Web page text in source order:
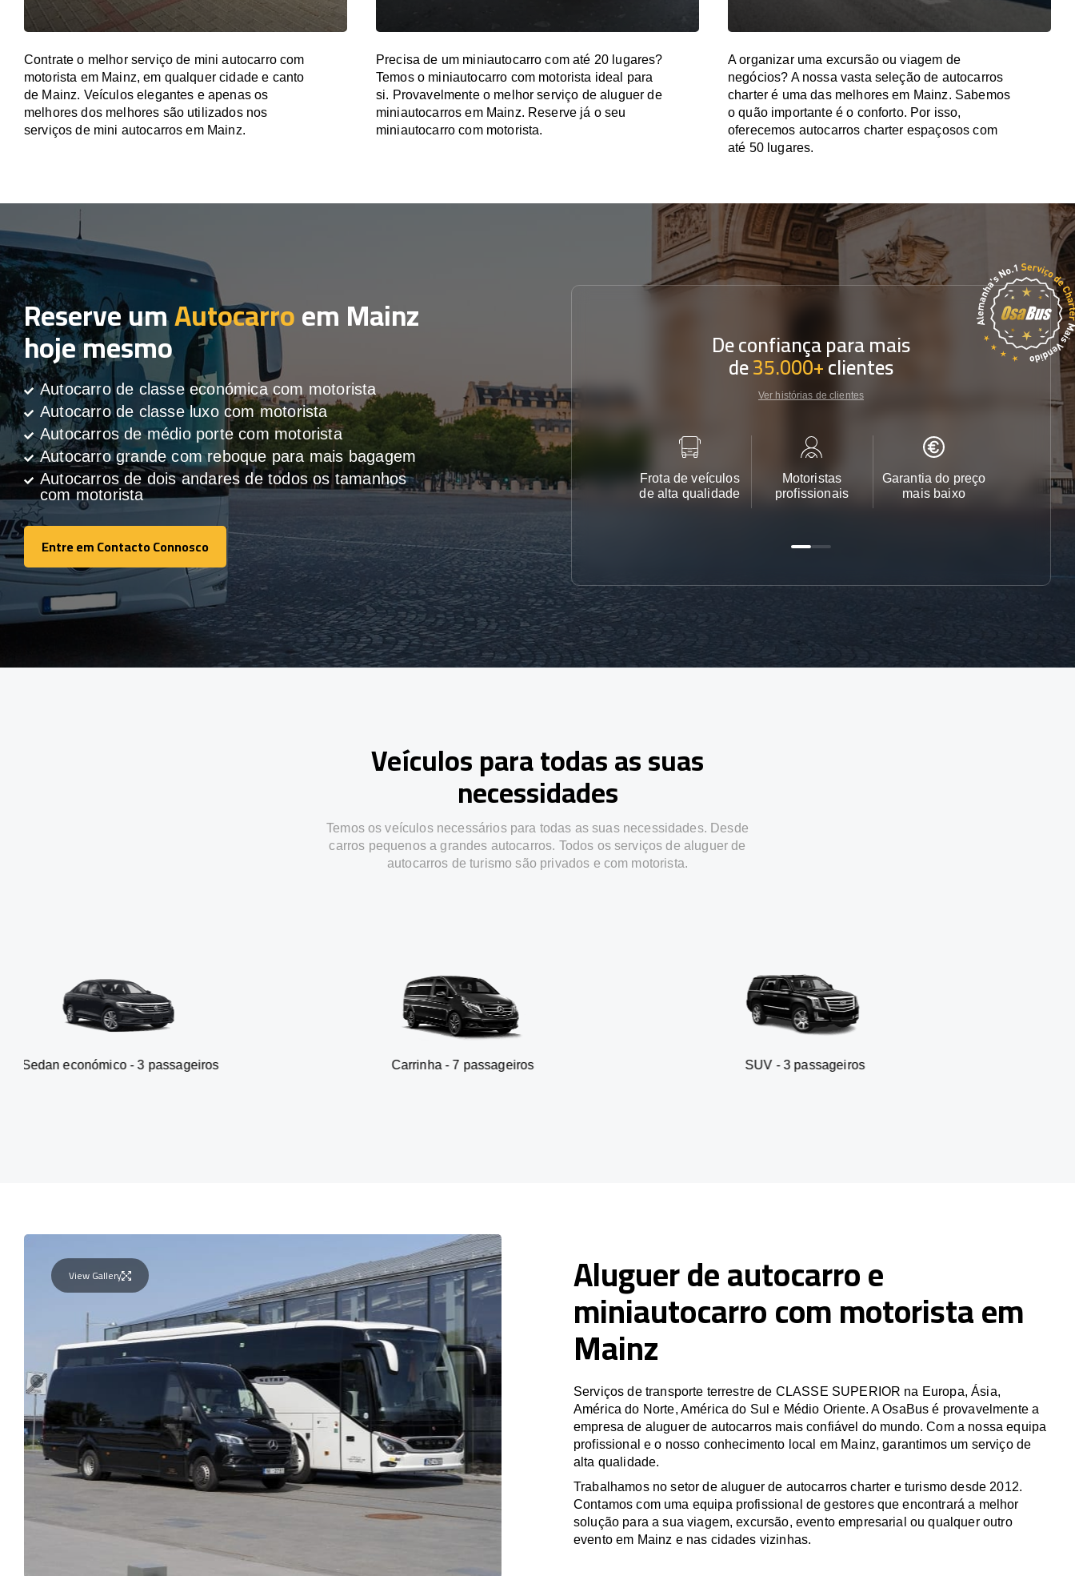
Contrate o melhor serviço de mini autocarro com
motorista em Mainz, em qualquer cidade e canto
de Mainz. Veículos elegantes e apenas os
melhores dos melhores são utilizados nos
serviços de mini autocarros em Mainz.
Precisa de um miniautocarro com até 20 lugares?
Temos o miniautocarro com motorista ideal para
si. Provavelmente o melhor serviço de aluguer de
miniautocarros em Mainz. Reserve já o seu
miniautocarro com motorista.
A organizar uma excursão ou viagem de
negócios? A nossa vasta seleção de autocarros
charter é uma das melhores em Mainz. Sabemos
o quão importante é o conforto. Por isso,
oferecemos autocarros charter espaçosos com
até 50 lugares.
Reserve umAutocarroem Mainz
hoje mesmo
Autocarro de classe económica com motorista
Autocarro de classe luxo com motorista
Autocarros de médio porte com motorista
Autocarro grande com reboque para mais bagagem
Autocarros de dois andares de todos os tamanhos
com motorista
Entre em Contacto Connosco
Entre em Contacto Connosco
De confiança para mais
de35.000+clientes
Ver histórias de clientes
Frota de veículos
de alta qualidade
Motoristas
profissionais
Garantia do preço
mais baixo
Apoio ao
24/7
Veículos para todas as suas
necessidades
Temos os veículos necessários para todas as suas necessidades. Desde
carros pequenos a grandes autocarros. Todos os serviços de aluguer de
autocarros de turismo são privados e com motorista.
- 3 passageiros Carrinha - 7 passageiros SUV - 3 passageiros
View Gallery Aluguer de autocarro e
miniautocarro com motorista em
Mainz
Serviços de transporte terrestre de CLASSE SUPERIOR na Europa, Ásia,
América do Norte, América do Sul e Médio Oriente. A OsaBus é provavelmente a
empresa de aluguer de autocarros mais confiável do mundo. Com a nossa equipa
profissional e o nosso conhecimento local em Mainz, garantimos um serviço de
alta qualidade.
Trabalhamos no setor de aluguer de autocarros charter e turismo desde 2012.
Contamos com uma equipa profissional de gestores que encontrará a melhor
solução para a sua viagem, excursão, evento empresarial ou qualquer outro
evento em Mainz e nas cidades vizinhas.